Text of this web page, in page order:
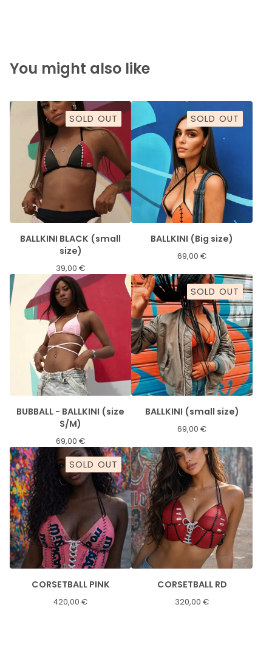
You might also like
SOLD OUT
BALLKINI BLACK (small
size)
39,00 €
SOLD OUT
BALLKINI (Big size)
69,00 €
BUBBALL - BALLKINI (size
S/M)
69,00 €
SOLD OUT
BALLKINI (small size)
69,00 €
SOLD OUT
CORSETBALL PINK
420,00 €
CORSETBALL RD
320,00 €